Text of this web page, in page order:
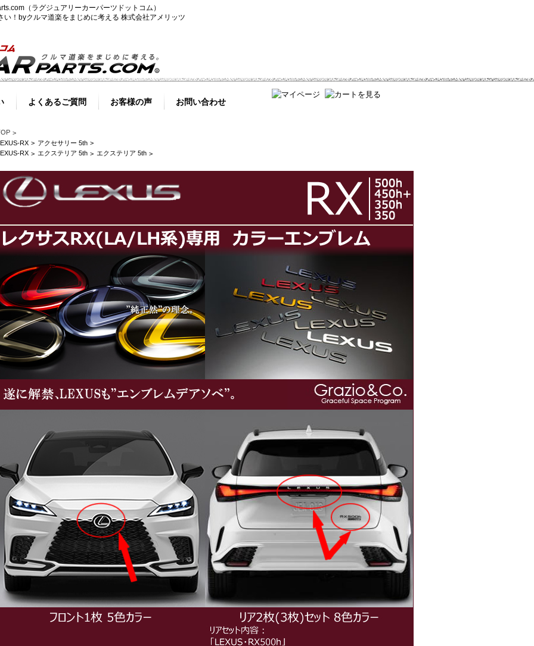
（ラグジュアリーカーパーツドットコム）
！byクルマ道楽をまじめに考える 株式会社アメリッツ
よくあるご質問 お客様の声 お問い合わせ
RX
アクセサリー 5th
RX
エクステリア 5th エクステリア 5th